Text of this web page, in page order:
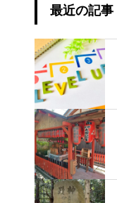
最近の記事